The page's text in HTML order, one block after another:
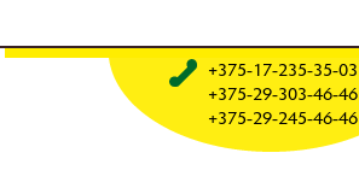
+375-17-235-35-03
+375-29-303-46-46
+375-29-245-46-46